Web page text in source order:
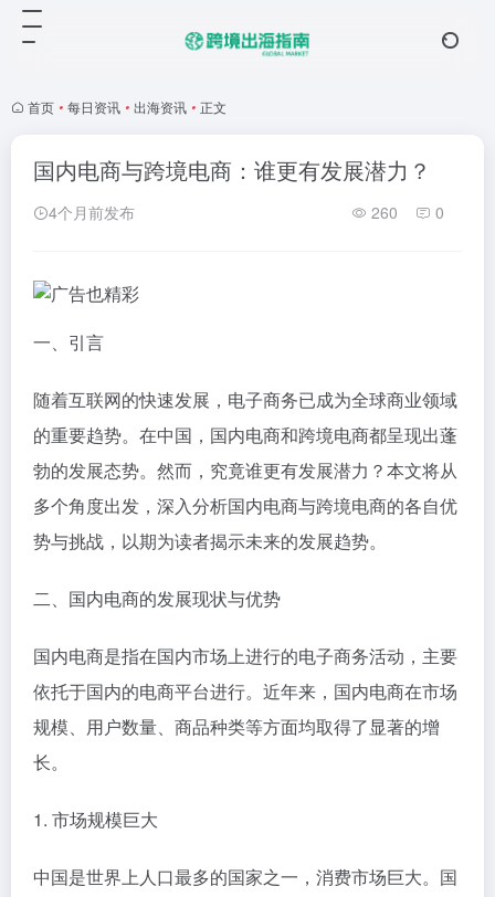
首页 • 每日资讯 • 出海资讯 • 正文
国内电商与跨境电商：谁更有发展潜力？
4个月前发布 260 0
一、引言
随着互联网的快速发展，电子商务已成为全球商业领域
的重要趋势。在中国，国内电商和跨境电商都呈现出蓬
勃的发展态势。然而，究竟谁更有发展潜力？本文将从
多个角度出发，深入分析国内电商与跨境电商的各自优
势与挑战，以期为读者揭示未来的发展趋势。
二、国内电商的发展现状与优势
国内电商是指在国内市场上进行的电子商务活动，主要
依托于国内的电商平台进行。近年来，国内电商在市场
规模、用户数量、商品种类等方面均取得了显著的增
长。
1. 市场规模巨大
中国是世界上人口最多的国家之一，消费市场巨大。国